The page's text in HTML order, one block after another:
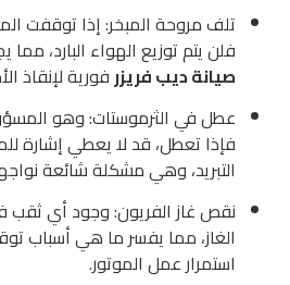
تلف مروحة المبخر: إذا توقفت
فلن يتم توزيع الهواء البارد،
صيانة ديب فريزرفورية لإنقاذ
عطل في الثرموستات: وهو
فإذا تعطل، قد لا يعطي إشارة
التبريد، وهي مشكلة شائعة
نقص غاز الفريون: وجود أي ثقب
الغاز، مما يفسر ما هي أسباب
استمرار عمل الموتور.